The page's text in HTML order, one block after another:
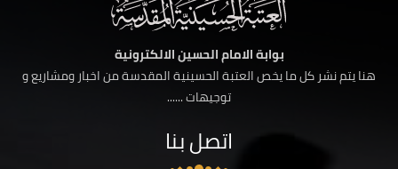
بوابة الامام الحسين الالكترونية
هنا يتم نشر كل ما يخص العتبة الحسينية المقدسة من اخبار ومشاريع و
توجيهات ......
اتصل بنا